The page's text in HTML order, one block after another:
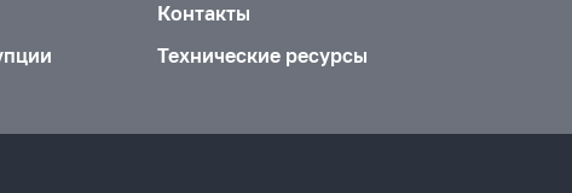
Контакты
Технические ресурсы